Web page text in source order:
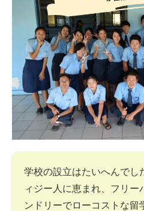
学校の設立はたいへんでし
ィジー人に恵まれ、フリー
ンドリーでローコストな留